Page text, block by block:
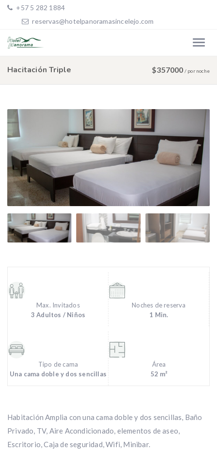
+57 5 282 1884
reservas@hotelpanoramasincelejo.com
Hacitación Triple $357000 /por noche
Max. Invitados
3 Adultos / Niños
Noches de reserva
1 Min.
Tipo de cama
Una cama doble y dos sencillas
Área
52 m²
Habitación Amplia con una cama doble y dos sencillas, Baño
Privado, TV, Aire Acondicionado, elementos de aseo,
Escritorio, Caja de seguridad, Wifi, Minibar.